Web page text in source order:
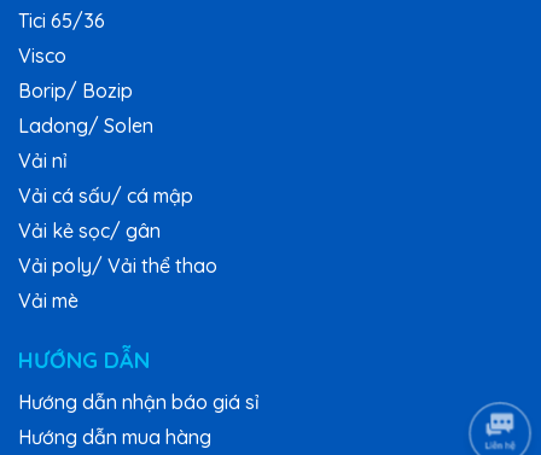
Tici 65/36
Visco
Borip/ Bozip
Ladong/ Solen
Vải nỉ
Vải cá sấu/ cá mập
Vải kẻ sọc/ gân
Vải poly/ Vải thể thao
Vải mè
HƯỚNG DẪN
Hướng dẫn nhận báo giá sỉ
Hướng dẫn mua hàng